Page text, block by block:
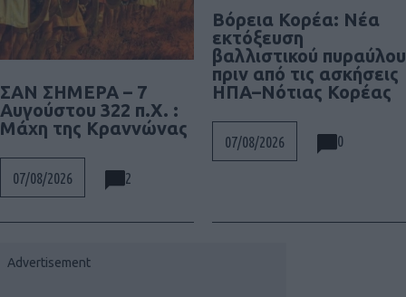
ΣΑΝ ΣΗΜΕΡΑ – 7
Αυγούστου 322 π.Χ. :
Μάχη της Κραννώνας
07/08/2026 2
Βόρεια Κορέα: Νέα
εκτόξευση
βαλλιστικού πυραύλου
πριν από τις ασκήσεις
ΗΠΑ–Νότιας Κορέας
07/08/2026 0